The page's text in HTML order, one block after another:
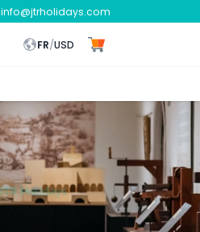
info@jtrholidays.com
FR/USD